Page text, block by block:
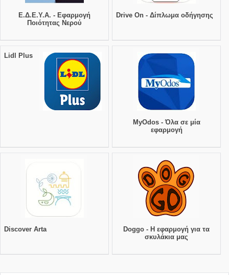
Ε.Δ.Ε.Υ.Α. - Εφαρμογή
Ποιότητας Νερού
Drive On - Δίπλωμα οδήγησης
Lidl Plus
MyOdos - Όλα σε μία
εφαρμογή
Discover Arta
Doggo - Η εφαρμογή για τα
σκυλάκια μας